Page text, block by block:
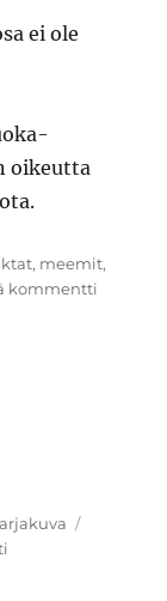
ei ole
oikeutta
, meemit,
kommentti